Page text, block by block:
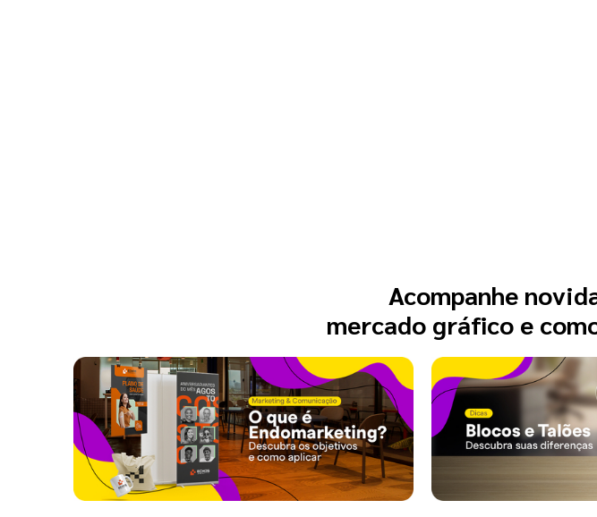
Acompanhe
mercado gráfico e